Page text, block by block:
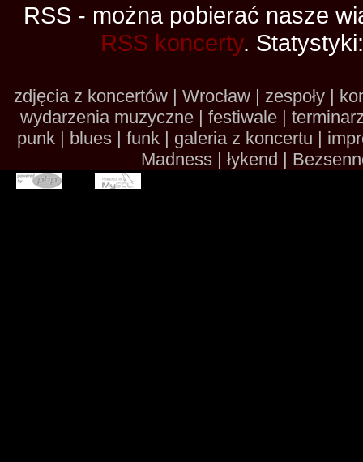
RSS - można pobierać nasze
RSS koncerty.
zdjęcia z koncertów | Wrocław | zespoły |
wydarzenia muzyczne | festiwale |
punk | blues | funk | galeria z koncertu |
Madness | łykend |